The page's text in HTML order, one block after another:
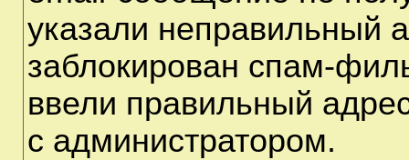
указали неправильный
заблокирован спам-
ввели правильный
с администратором.